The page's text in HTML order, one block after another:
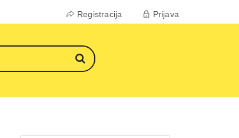
Registracija Prijava